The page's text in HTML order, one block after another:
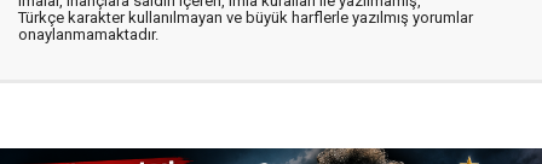
Türkçe karakter kullanılmayan ve büyük harflerle yazılmış yorumlar
onaylanmamaktadır.